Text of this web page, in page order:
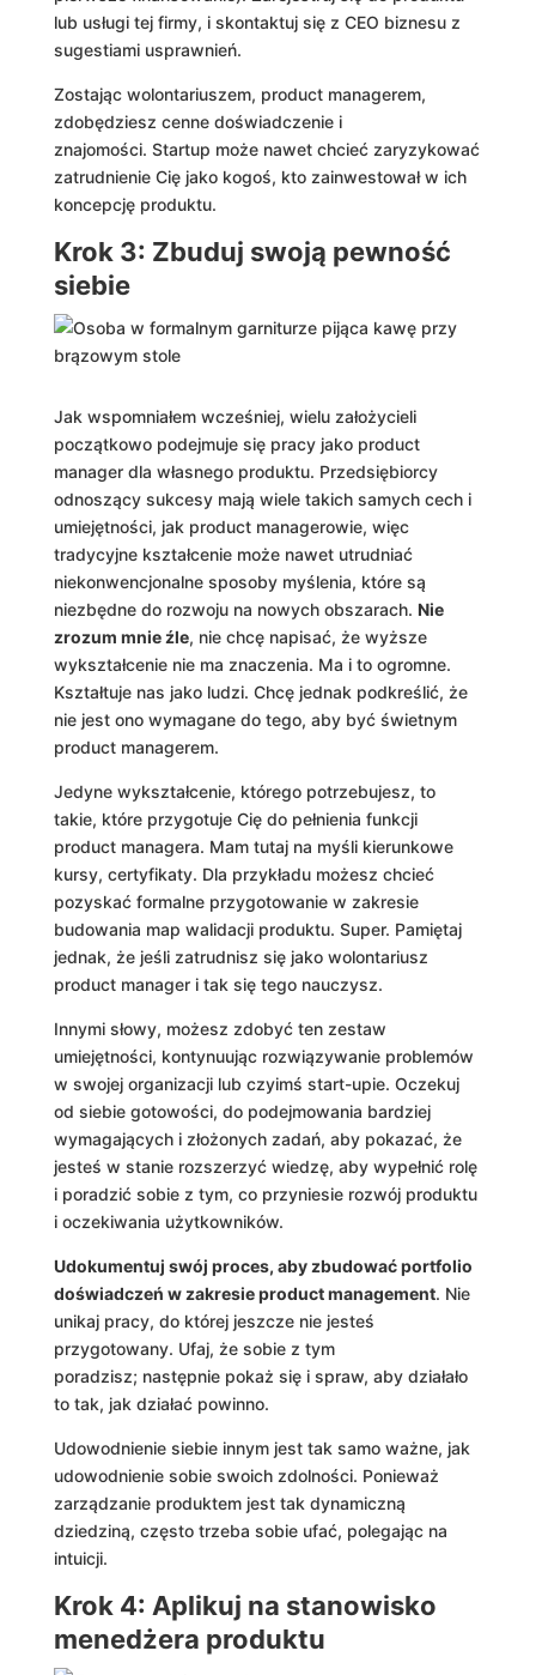
lub usługi tej firmy, i skontaktuj się z CEO biznesu z
sugestiami usprawnień.
Zostając wolontariuszem, product managerem,
zdobędziesz cenne doświadczenie i
znajomości. Startup może nawet chcieć zaryzykować
zatrudnienie Cię jako kogoś, kto zainwestował w ich
koncepcję produktu.
Krok 3: Zbuduj swoją pewność
siebie
Jak wspomniałem wcześniej, wielu założycieli
początkowo podejmuje się pracy jako product
manager dla własnego produktu. Przedsiębiorcy
odnoszący sukcesy mają wiele takich samych cech i
umiejętności, jak product managerowie, więc
tradycyjne kształcenie może nawet utrudniać
niekonwencjonalne sposoby myślenia, które są
niezbędne do rozwoju na nowych obszarach. Nie
zrozum mnie źle, nie chcę napisać, że wyższe
wykształcenie nie ma znaczenia. Ma i to ogromne.
Kształtuje nas jako ludzi. Chcę jednak podkreślić, że
nie jest ono wymagane do tego, aby być świetnym
product managerem.
Jedyne wykształcenie, którego potrzebujesz, to
takie, które przygotuje Cię do pełnienia funkcji
product managera. Mam tutaj na myśli kierunkowe
kursy, certyfikaty. Dla przykładu możesz chcieć
pozyskać formalne przygotowanie w zakresie
budowania map walidacji produktu. Super. Pamiętaj
jednak, że jeśli zatrudnisz się jako wolontariusz
product manager i tak się tego nauczysz.
Innymi słowy, możesz zdobyć ten zestaw
umiejętności, kontynuując rozwiązywanie problemów
w swojej organizacji lub czyimś start-upie. Oczekuj
od siebie gotowości, do podejmowania bardziej
wymagających i złożonych zadań, aby pokazać, że
jesteś w stanie rozszerzyć wiedzę, aby wypełnić rolę
i poradzić sobie z tym, co przyniesie rozwój produktu
i oczekiwania użytkowników.
Udokumentuj swój proces, aby zbudować portfolio
doświadczeń w zakresie product management. Nie
unikaj pracy, do której jeszcze nie jesteś
przygotowany. Ufaj, że sobie z tym
poradzisz; następnie pokaż się i spraw, aby działało
to tak, jak działać powinno.
Udowodnienie siebie innym jest tak samo ważne, jak
udowodnienie sobie swoich zdolności. Ponieważ
zarządzanie produktem jest tak dynamiczną
dziedziną, często trzeba sobie ufać, polegając na
intuicji.
Krok 4: Aplikuj na stanowisko
menedżera produktu